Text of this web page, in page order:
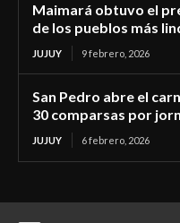
Maimará obtuvo el
de los pueblos más
JUJUY 9 febrero, 2026
San Pedro abre el
30 comparsas por
JUJUY 6 febrero, 2026